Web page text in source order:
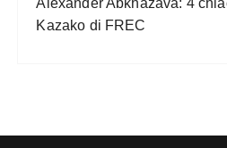
i
Alexander Abkhazava: 4
Kazako di FREC